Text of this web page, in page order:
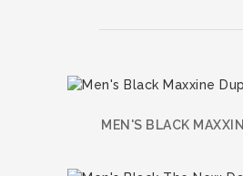
MEN'S BLACK